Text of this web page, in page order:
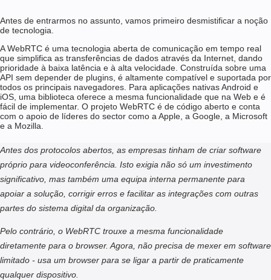
Antes de entrarmos no assunto, vamos primeiro desmistificar a noção
de tecnologia.
A WebRTC é uma tecnologia aberta de comunicação em tempo real
que simplifica as transferências de dados através da Internet, dando
prioridade à baixa latência e à alta velocidade. Construída sobre uma
API sem depender de plugins, é altamente compatível e suportada por
todos os principais navegadores. Para aplicações nativas Android e
iOS, uma biblioteca oferece a mesma funcionalidade que na Web e é
fácil de implementar. O projeto WebRTC é de código aberto e conta
com o apoio de líderes do sector como a Apple, a Google, a Microsoft
e a Mozilla.
Antes dos protocolos abertos, as empresas tinham de criar software
próprio para videoconferência. Isto exigia não só um investimento
significativo, mas também uma equipa interna permanente para
apoiar a solução, corrigir erros e facilitar as integrações com outras
partes do sistema digital da organização.
Pelo contrário, o WebRTC trouxe a mesma funcionalidade
diretamente para o browser. Agora, não precisa de mexer em software
limitado - usa um browser para se ligar a partir de praticamente
qualquer dispositivo.